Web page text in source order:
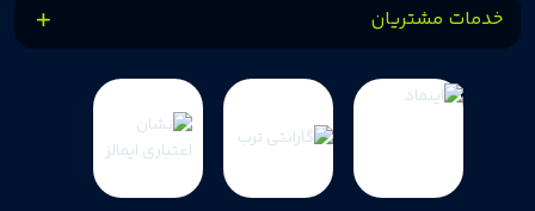
خدمات مشتریان